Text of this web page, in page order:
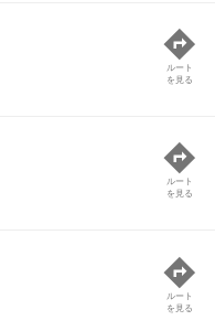
ルート
を見る
ルート
を見る
ルート
を見る